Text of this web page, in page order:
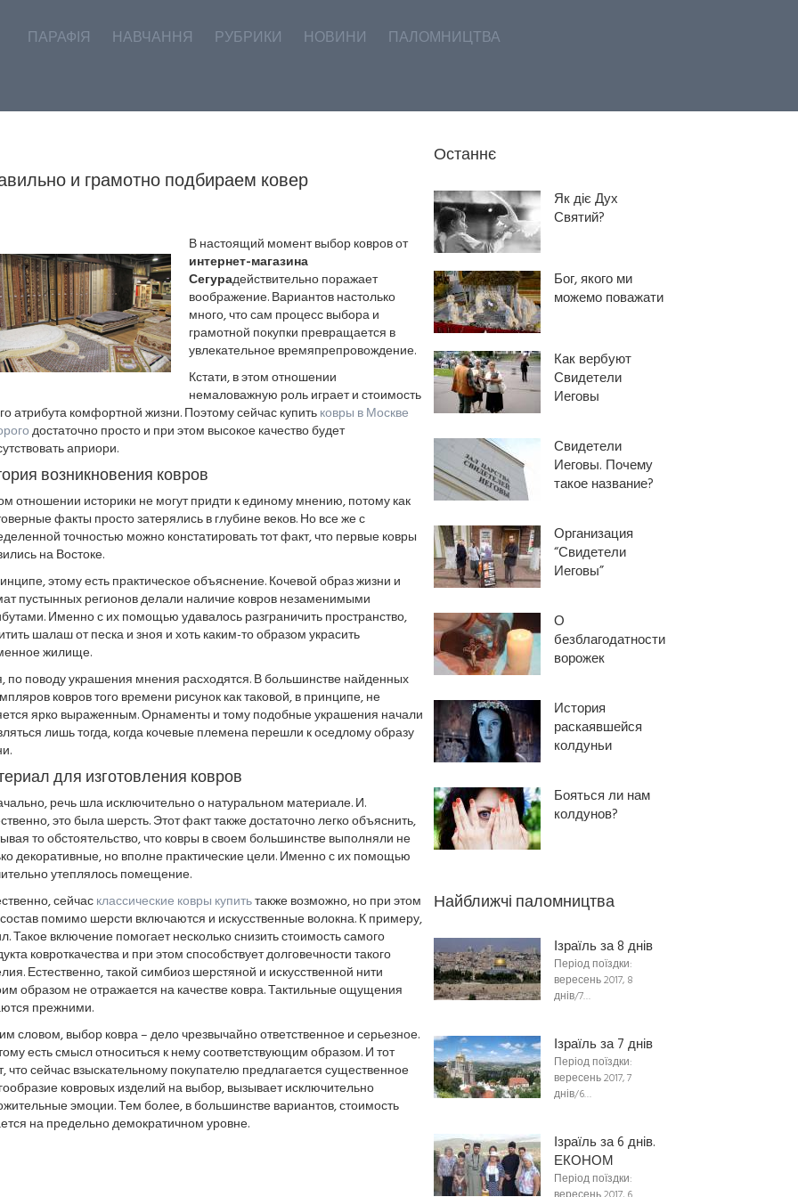
ПАРАФІЯ НАВЧАННЯ РУБРИКИ НОВИНИ ПАЛОМНИЦТВА
и грамотно подбираем ковер
В настоящий момент выбор ковров от
интернет-магазина
Сегурадействительно поражает
воображение. Вариантов настолько
много, что сам процесс выбора и
грамотной покупки превращается в
увлекательное времяпрепровождение.
Кстати, в этом отношении
немаловажную роль играет и стоимость
атрибута комфортной жизни. Поэтому сейчас купитьковры в Москве
достаточно просто и при этом высокое качество будет
априори.
возникновения ковров
отношении историки не могут придти к единому мнению, потому как
факты просто затерялись в глубине веков. Но все же с
точностью можно констатировать тот факт, что первые ковры
на Востоке.
этому есть практическое объяснение. Кочевой образ жизни и
пустынных регионов делали наличие ковров незаменимыми
Именно с их помощью удавалось разграничить пространство,
шалаш от песка и зноя и хоть каким-то образом украсить
жилище.
по поводу украшения мнения расходятся. В большинстве найденных
ковров того времени рисунок как таковой, в принципе, не
ярко выраженным. Орнаменты и тому подобные украшения начали
лишь тогда, когда кочевые племена перешли к оседлому образу
для изготовления ковров
речь шла исключительно о натуральном материале. И.
это была шерсть. Этот факт также достаточно легко объяснить,
то обстоятельство, что ковры в своем большинстве выполняли не
декоративные, но вполне практические цели. Именно с их помощью
утеплялось помещение.
сейчасклассические ковры купитьтакже возможно, но при этом
помимо шерсти включаются и искусственные волокна. К примеру,
Такое включение помогает несколько снизить стоимость самого
ковроткачества и при этом способствует долговечности такого
Естественно, такой симбиоз шерстяной и искусственной нити
образом не отражается на качестве ковра. Тактильные ощущения
прежними.
словом, выбор ковра – дело чрезвычайно ответственное и серьезное.
есть смысл относиться к нему соответствующим образом. И тот
что сейчас взыскательному покупателю предлагается существенное
ковровых изделий на выбор, вызывает исключительно
эмоции. Тем более, в большинстве вариантов, стоимость
на предельно демократичном уровне.
Останнє
Як діє Дух
Святий?
Бог, якого ми
можемо поважати
Как вербуют
Свидетели
Иеговы
Свидетели
Иеговы. Почему
такое название?
Организация
“Свидетели
Иеговы”
О
безблагодатности
ворожек
История
раскаявшейся
колдуньи
Бояться ли нам
колдунов?
Найближчі паломництва
Ізраїль за 8 днів
Період поїздки:
вересень 2017, 8
днів/7…
Ізраїль за 7 днів
Період поїздки:
вересень 2017, 7
днів/6…
Ізраїль за 6 днів.
ЕКОНОМ
Період поїздки: